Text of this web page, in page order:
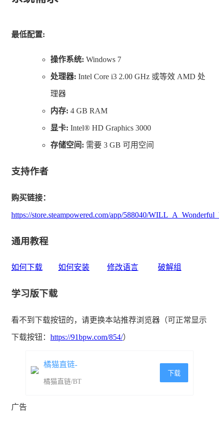
推理
最低配置:
操作系统: Windows 7
处理器: Intel Core i3 2.00 GHz 或等效 AMD 处
理器
内存: 4 GB RAM
显卡: Intel® HD Graphics 3000
存储空间: 需要 3 GB 可用空间
支持作者
购买链接：
https://store.steampowered.com/app/588040/
通用教程
如何下载 如何安装 修改语言 破解组
学习版下载
看不到下载按钮的，请更换本站推荐浏览器（可正常显示
下载按钮： https://91bpw.com/854/）
橘猫直链-
橘猫直链/BT
下载
广告